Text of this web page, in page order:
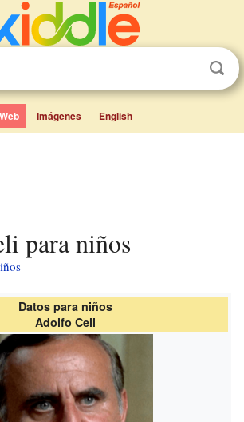
Web Imágenes English
para niños
Datos para niños
Adolfo Celi